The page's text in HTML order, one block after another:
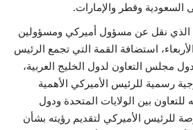
السعودية وقطر والإمارات.
الذي نقل عن مسؤول أميركي ومسؤولين
استضافة القمة التي تجمع الرئيس
مجلس التعاون لدول الخليج العربية،
رسمية للرئيس الأميركي الأهمية
للتعاون بين الولايات المتحدة ودول
للرئيس الأميركي لتقديم رؤيته بشأن